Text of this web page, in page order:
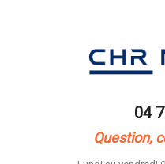
04
Question,